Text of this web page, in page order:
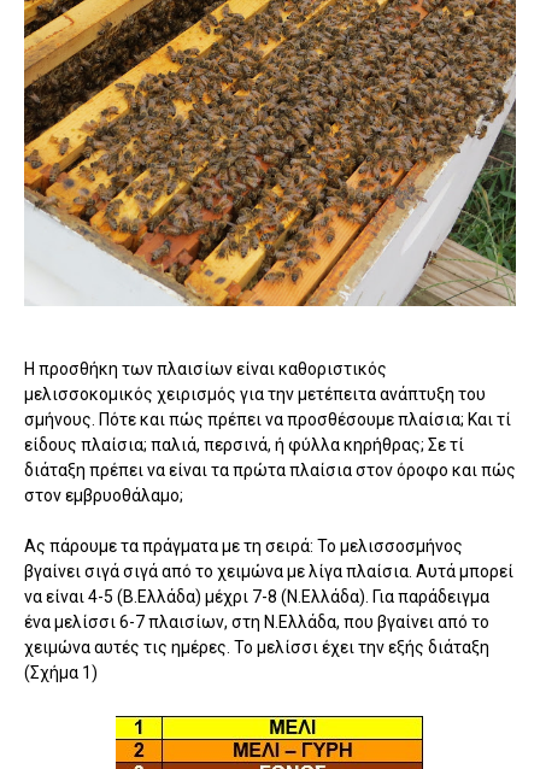
Η προσθήκη των πλαισίων είναι καθοριστικός
μελισσοκομικός χειρισμός για την μετέπειτα ανάπτυξη του
σμήνους. Πότε και πώς πρέπει να προσθέσουμε πλαίσια; Και τί
είδους πλαίσια; παλιά, περσινά, ή φύλλα κηρήθρας; Σε τί
διάταξη πρέπει να είναι τα πρώτα πλαίσια στον όροφο και πώς
στον εμβρυοθάλαμο;
Ας πάρουμε τα πράγματα με τη σειρά: Το μελισσοσμήνος
βγαίνει σιγά σιγά από το χειμώνα με λίγα πλαίσια. Αυτά μπορεί
να είναι 4-5 (Β.Ελλάδα) μέχρι 7-8 (Ν.Ελλάδα). Για παράδειγμα
ένα μελίσσι 6-7 πλαισίων, στη Ν.Ελλάδα, που βγαίνει από το
χειμώνα αυτές τις ημέρες. Το μελίσσι έχει την εξής διάταξη
(Σχήμα 1)